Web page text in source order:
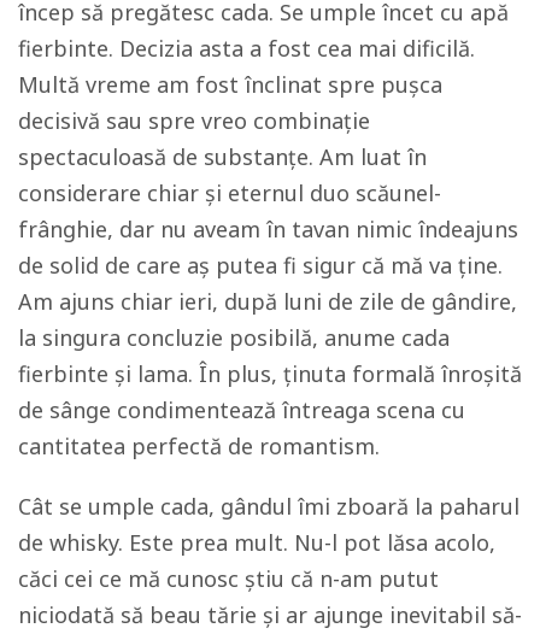
încep să pregătesc cada. Se umple încet cu apă
fierbinte. Decizia asta a fost cea mai dificilă.
Multă vreme am fost înclinat spre pușca
decisivă sau spre vreo combinație
spectaculoasă de substanțe. Am luat în
considerare chiar și eternul duo scăunel-
frânghie, dar nu aveam în tavan nimic îndeajuns
de solid de care aș putea fi sigur că mă va ține.
Am ajuns chiar ieri, după luni de zile de gândire,
la singura concluzie posibilă, anume cada
fierbinte și lama. În plus, ținuta formală înroșită
de sânge condimentează întreaga scena cu
cantitatea perfectă de romantism.
Cât se umple cada, gândul îmi zboară la paharul
de whisky. Este prea mult. Nu-l pot lăsa acolo,
căci cei ce mă cunosc știu că n-am putut
niciodată să beau tărie și ar ajunge inevitabil să-